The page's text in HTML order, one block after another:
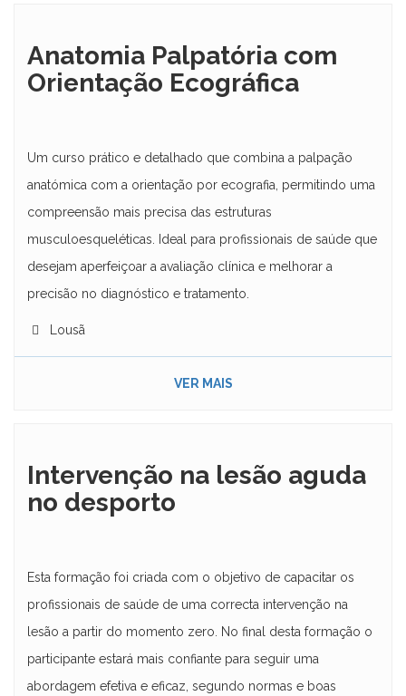
Anatomia Palpatória com
Orientação Ecográfica
Um curso prático e detalhado que combina a palpação
anatómica com a orientação por ecografia, permitindo uma
compreensão mais precisa das estruturas
musculoesqueléticas. Ideal para profissionais de saúde que
desejam aperfeiçoar a avaliação clínica e melhorar a
precisão no diagnóstico e tratamento.
Lousã
VER MAIS
Intervenção na lesão aguda
no desporto
Esta formação foi criada com o objetivo de capacitar os
profissionais de saúde de uma correcta intervenção na
lesão a partir do momento zero. No final desta formação o
participante estará mais confiante para seguir uma
abordagem efetiva e eficaz, segundo normas e boas